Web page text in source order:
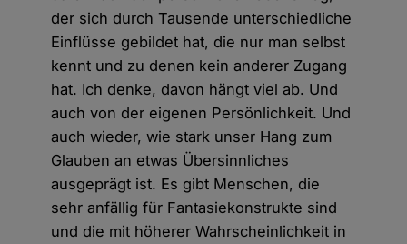
der sich durch Tausende unterschiedliche
Einflüsse gebildet hat, die nur man selbst
kennt und zu denen kein anderer Zugang
hat. Ich denke, davon hängt viel ab. Und
auch von der eigenen Persönlichkeit. Und
auch wieder, wie stark unser Hang zum
Glauben an etwas Übersinnliches
ausgeprägt ist. Es gibt Menschen, die
sehr anfällig für Fantasiekonstrukte sind
und die mit höherer Wahrscheinlichkeit in